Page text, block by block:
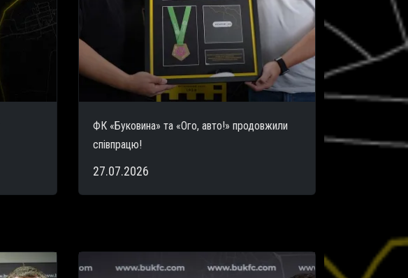
ФК «Буковина» та «Ого, авто!» продовжили
співпрацю!
27.07.2026